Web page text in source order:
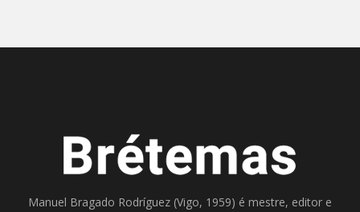
Manuel Bragado Rodríguez (Vigo, 1959) é mestre, editor e